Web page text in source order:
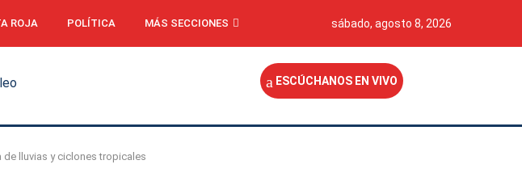
ROJA POLÍTICA MÁS SECCIONES sábado, agosto 8, 2026
ESCÚCHANOS EN VIVO
lluvias y ciclones tropicales